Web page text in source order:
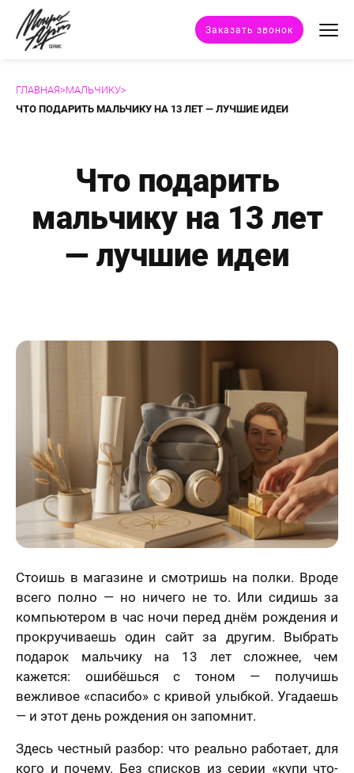
Заказать звонок
Дополнительные услуги
ГЛАВНАЯ>МАЛЬЧИКУ>
ЧТО ПОДАРИТЬ МАЛЬЧИКУ НА 13 ЛЕТ — ЛУЧШИЕ ИДЕИ
Что подарить
мальчику на 13 лет
— лучшие идеи
Стоишь в магазине и смотришь на полки. Вроде
всего полно — но ничего не то. Или сидишь за
компьютером в час ночи перед днём рождения и
прокручиваешь один сайт за другим. Выбрать
подарок мальчику на 13 лет сложнее, чем
кажется: ошибёшься с тоном — получишь
вежливое «спасибо» с кривой улыбкой. Угадаешь
— и этот день рождения он запомнит.
Здесь честный разбор: что реально работает, для
кого и почему. Без списков из серии «купи что-